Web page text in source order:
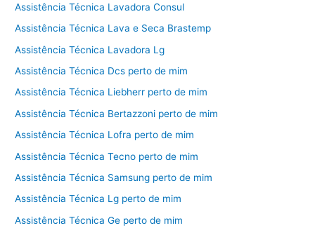
Assistência Técnica Lavadora Consul
Assistência Técnica Lava e Seca Brastemp
Assistência Técnica Lavadora Lg
Assistência Técnica Dcs perto de mim
Assistência Técnica Liebherr perto de mim
Assistência Técnica Bertazzoni perto de mim
Assistência Técnica Lofra perto de mim
Assistência Técnica Tecno perto de mim
Assistência Técnica Samsung perto de mim
Assistência Técnica Lg perto de mim
Assistência Técnica Ge perto de mim